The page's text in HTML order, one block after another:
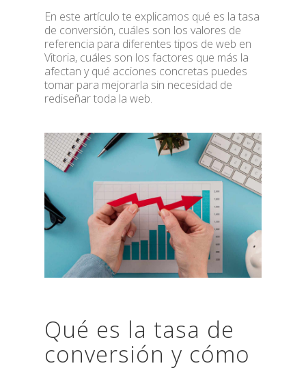
En este artículo te explicamos qué es la tasa
de conversión, cuáles son los valores de
referencia para diferentes tipos de web en
Vitoria, cuáles son los factores que más la
afectan y qué acciones concretas puedes
tomar para mejorarla sin necesidad de
rediseñar toda la web.
Qué es la tasa de
conversión y cómo